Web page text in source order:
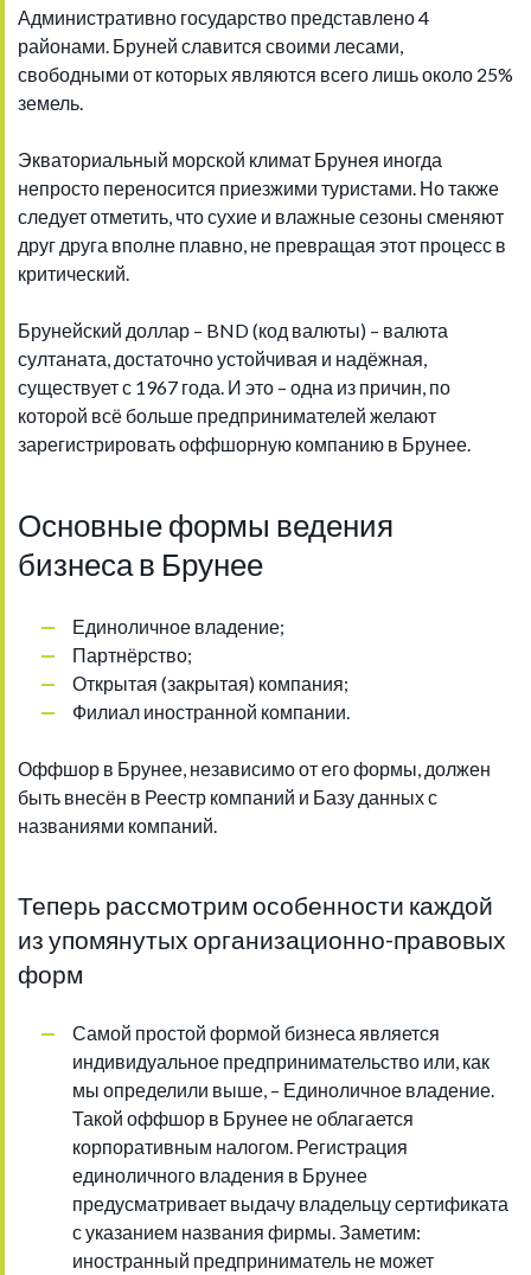
Административно государство представлено 4
районами. Бруней славится своими лесами,
свободными от которых являются всего лишь около 25%
земель.
Экваториальный морской климат Брунея иногда
непросто переносится приезжими туристами. Но также
следует отметить, что сухие и влажные сезоны сменяют
друг друга вполне плавно, не превращая этот процесс в
критический.
Брунейский доллар – BND (код валюты) – валюта
султаната, достаточно устойчивая и надёжная,
существует с 1967 года. И это – одна из причин, по
которой всё больше предпринимателей желают
зарегистрировать оффшорную компанию в Брунее.
Основные формы ведения
бизнеса в Брунее
Единоличное владение;
Партнёрство;
Открытая (закрытая) компания;
Филиал иностранной компании.
Оффшор в Брунее, независимо от его формы, должен
быть внесён в Реестр компаний и Базу данных с
названиями компаний.
Теперь рассмотрим особенности каждой
из упомянутых организационно-правовых
форм
Самой простой формой бизнеса является
индивидуальное предпринимательство или, как
мы определили выше, – Единоличное владение.
Такой оффшор в Брунее не облагается
корпоративным налогом. Регистрация
единоличного владения в Брунее
предусматривает выдачу владельцу сертификата
с указанием названия фирмы. Заметим:
иностранный предприниматель не может